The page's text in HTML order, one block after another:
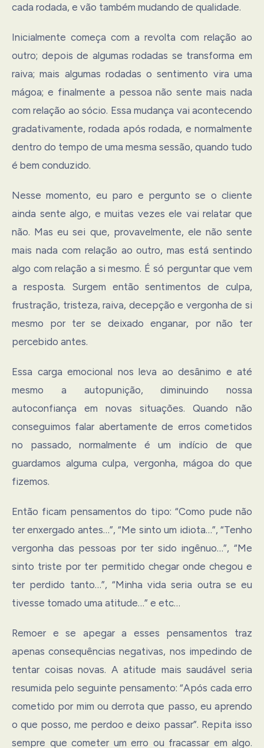
cada rodada, e vão também mudando de qualidade.
Inicialmente começa com a revolta com relação ao
outro; depois de algumas rodadas se transforma em
raiva; mais algumas rodadas o sentimento vira uma
mágoa; e finalmente a pessoa não sente mais nada
com relação ao sócio. Essa mudança vai acontecendo
gradativamente, rodada após rodada, e normalmente
dentro do tempo de uma mesma sessão, quando tudo
é bem conduzido.
Nesse momento, eu paro e pergunto se o cliente
ainda sente algo, e muitas vezes ele vai relatar que
não. Mas eu sei que, provavelmente, ele não sente
mais nada com relação ao outro, mas está sentindo
algo com relação a si mesmo. É só perguntar que vem
a resposta. Surgem então sentimentos de culpa,
frustração, tristeza, raiva, decepção e vergonha de si
mesmo por ter se deixado enganar, por não ter
percebido antes.
Essa carga emocional nos leva ao desânimo e até
mesmo a autopunição, diminuindo nossa
autoconfiança em novas situações. Quando não
conseguimos falar abertamente de erros cometidos
no passado, normalmente é um indício de que
guardamos alguma culpa, vergonha, mágoa do que
fizemos.
Então ficam pensamentos do tipo: “Como pude não
ter enxergado antes…”, “Me sinto um idiota…”, “Tenho
vergonha das pessoas por ter sido ingênuo…”, “Me
sinto triste por ter permitido chegar onde chegou e
ter perdido tanto…”, “Minha vida seria outra se eu
tivesse tomado uma atitude…” e etc…
Remoer e se apegar a esses pensamentos traz
apenas consequências negativas, nos impedindo de
tentar coisas novas. A atitude mais saudável seria
resumida pelo seguinte pensamento: “Após cada erro
cometido por mim ou derrota que passo, eu aprendo
o que posso, me perdoo e deixo passar”. Repita isso
sempre que cometer um erro ou fracassar em algo.